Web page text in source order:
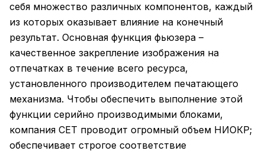
себя множество различных компонентов, каждый
из которых оказывает влияние на конечный
результат. Основная функция фьюзера –
качественное закрепление изображения на
отпечатках в течение всего ресурса,
установленного производителем печатающего
механизма. Чтобы обеспечить выполнение этой
функции серийно производимыми блоками,
компания CET проводит огромный объем НИОКР;
обеспечивает строгое соответствие